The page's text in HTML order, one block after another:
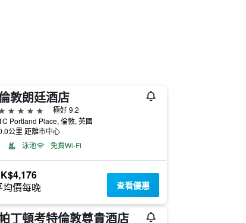
敦朗廷酒店
星級
極好 9.2
Portland Place, 倫敦, 英國
公里 距離市中心
泳池
免費Wi-Fi
均價每晚 查看優惠
丁頓考特倫敦尊貴酒店